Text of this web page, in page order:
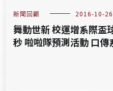
新聞回顧 2016-10-26
舞動世新 校運增系際盃
秒 啦啦隊預測活動 口